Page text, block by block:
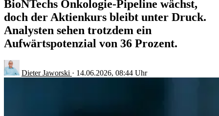
BioNTechs Onkologie-Pipeline wächst,
doch der Aktienkurs bleibt unter Druck.
Analysten sehen trotzdem ein
Aufwärtspotenzial von 36 Prozent.
Dieter Jaworski · 14.06.2026, 08:44 Uhr